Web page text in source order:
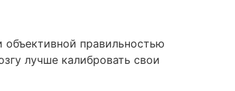
правильностью
лучше калибровать свои